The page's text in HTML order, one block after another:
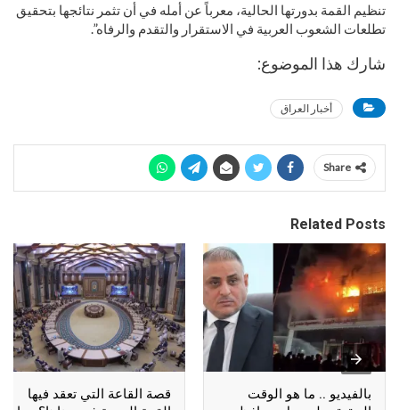
تنظيم القمة بدورتها الحالية، معرباً عن أمله في أن تثمر نتائجها بتحقيق
تطلعات الشعوب العربية في الاستقرار والتقدم والرفاه”.
شارك هذا الموضوع:
أخبار العراق
Share
Related Posts
بالفيديو .. ما هو الوقت
قصة القاعة التي تعقد فيها